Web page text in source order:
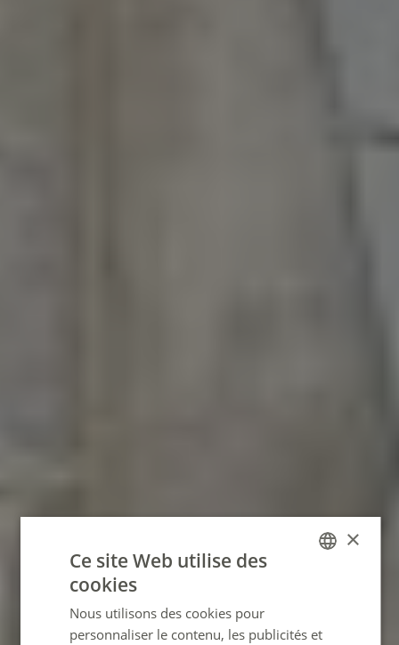
×
Ce site Web utilise des
cookies
Nous utilisons des cookies pour
personnaliser le contenu, les publicités et